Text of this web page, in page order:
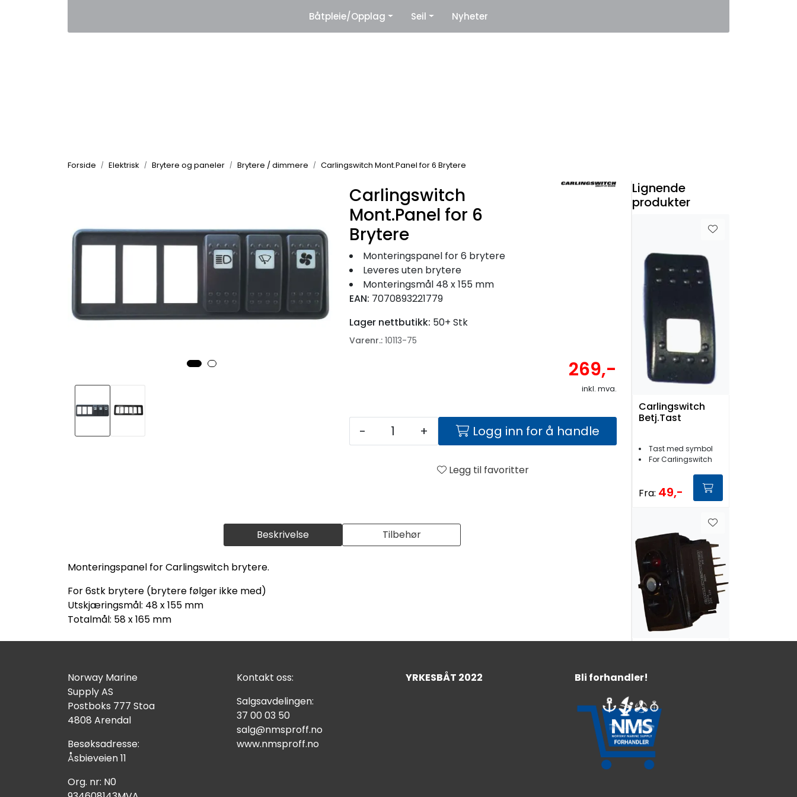
Leverandører
Båtpleie/Opplag Seil Nyheter
Forside Elektrisk Brytere og paneler Brytere / dimmere Carlingswitch Mont.Panel for 6 Brytere
Beskrivelse Tilbehør
Monteringspanel for Carlingswitch brytere.
For 6stk brytere (brytere følger ikke med)
Utskjæringsmål: 48 x 155 mm
Totalmål: 58 x 165 mm
Carlingswitch
Mont.Panel for 6
Brytere
Monteringspanel for 6 brytere
Leveres uten brytere
Monteringsmål 48 x 155 mm
EAN: 7070893221779
Lager nettbutikk: 50+ Stk
Varenr.: 10113-75
269,-
inkl. mva.
- + Logg inn for å handle
Legg til favoritter
Lignende
produkter
Carlingswitch
Betj.Tast
Tast med symbol
For Carlingswitch
Fra: 49,-
Innebygget lys
Flere varianter
Fra:
Norway Marine
Supply AS
Postboks 777 Stoa
4808 Arendal
Besøksadresse:
Åsbieveien 11
Org. nr: N0
Kontakt oss:
Salgsavdelingen:
37 00 03 50
salg@nmsproff.no
www.nmsproff.no
YRKESBÅT 2022 Bli forhandler!